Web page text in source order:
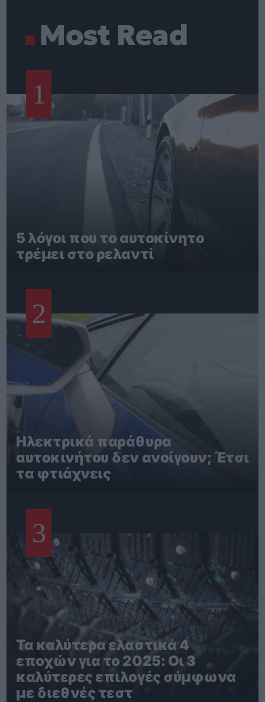
Most Read
1
5 λόγοι που το αυτοκίνητο
τρέμει στο ρελαντί
2
Ηλεκτρικά παράθυρα
αυτοκινήτου δεν ανοίγουν; Έτσι
τα φτιάχνεις
3
Τα καλύτερα ελαστικά 4
εποχών για το 2025: Οι 3
καλύτερες επιλογές σύμφωνα
με διεθνές τεστ